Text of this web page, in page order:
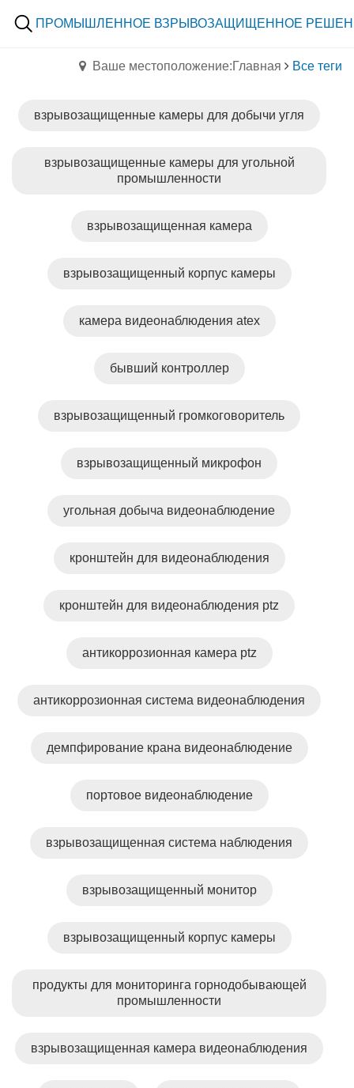
ПРОМЫШЛЕННОЕ ВЗРЫВОЗАЩИЩЕННОЕ
Ваше местоположение:Главная Все теги
взрывозащищенные камеры для добычи угля
взрывозащищенные камеры для угольной
промышленности
взрывозащищенная камера
взрывозащищенный корпус камеры
камера видеонаблюдения atex
бывший контроллер
взрывозащищенный громкоговоритель
взрывозащищенный микрофон
угольная добыча видеонаблюдение
кронштейн для видеонаблюдения
кронштейн для видеонаблюдения ptz
антикоррозионная камера ptz
антикоррозионная система видеонаблюдения
демпфирование крана видеонаблюдение
портовое видеонаблюдение
взрывозащищенная система наблюдения
взрывозащищенный монитор
взрывозащищенный корпус камеры
продукты для мониторинга горнодобывающей
промышленности
взрывозащищенная камера видеонаблюдения